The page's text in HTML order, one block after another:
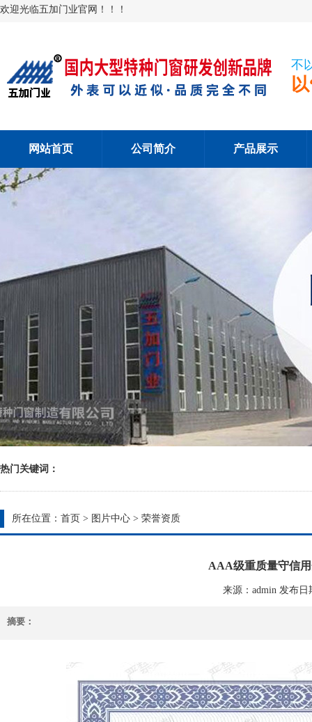
欢迎光临五加门业官网！！！
不
网站首页 公司简介 产品展示
热门关键词：
所在位置： 首页 > 图片中心 > 荣誉资质
AAA级重质量守信用
来源：admin 发布日
摘要：